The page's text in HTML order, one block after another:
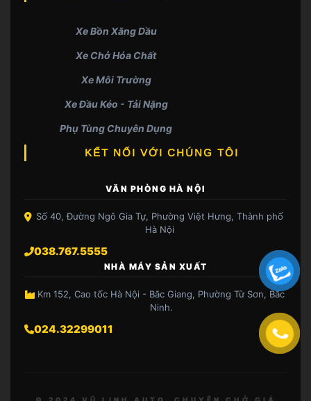
Xe Bồn Xăng Dầu
Xe Chở Hóa Chất
Xe Môi Trường
Xe Đầu Kéo - Tải Nặng
Phụ Tùng Chuyên Dụng
KẾT NỐI VỚI CHÚNG TÔI
VĂN PHÒNG HÀ NỘI
Số 40, Đường Ngô Gia Tự, Phường Việt Hưng, Thành phố
Hà Nội
038.767.5555
NHÀ MÁY SẢN XUẤT
Km 152, Cao tốc Hà Nội - Bắc Giang, Phường Từ Sơn, Bắc
Ninh.
024.32299011